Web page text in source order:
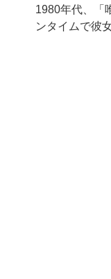
1980年代、「
ンタイムで彼